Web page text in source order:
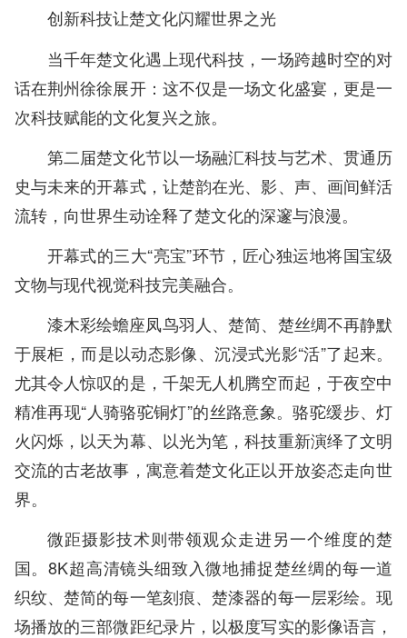
创新科技让楚文化闪耀世界之光
当千年楚文化遇上现代科技，一场跨越时空的对
话在荆州徐徐展开：这不仅是一场文化盛宴，更是一
次科技赋能的文化复兴之旅。
第二届楚文化节以一场融汇科技与艺术、贯通历
史与未来的开幕式，让楚韵在光、影、声、画间鲜活
流转，向世界生动诠释了楚文化的深邃与浪漫。
开幕式的三大“亮宝”环节，匠心独运地将国宝级
文物与现代视觉科技完美融合。
漆木彩绘蟾座凤鸟羽人、楚简、楚丝绸不再静默
于展柜，而是以动态影像、沉浸式光影“活”了起来。
尤其令人惊叹的是，千架无人机腾空而起，于夜空中
精准再现“人骑骆驼铜灯”的丝路意象。骆驼缓步、灯
火闪烁，以天为幕、以光为笔，科技重新演绎了文明
交流的古老故事，寓意着楚文化正以开放姿态走向世
界。
微距摄影技术则带领观众走进另一个维度的楚
国。8K超高清镜头细致入微地捕捉楚丝绸的每一道
织纹、楚简的每一笔刻痕、楚漆器的每一层彩绘。现
场播放的三部微距纪录片，以极度写实的影像语言，